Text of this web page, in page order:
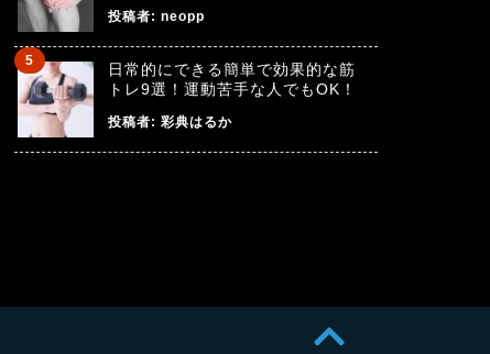
投稿者: neopp
日常的にできる簡単で効果的な筋
トレ9選！運動苦手な人でもOK！
投稿者: 彩典はるか